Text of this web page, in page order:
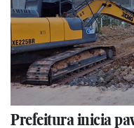
Prefeitura inicia